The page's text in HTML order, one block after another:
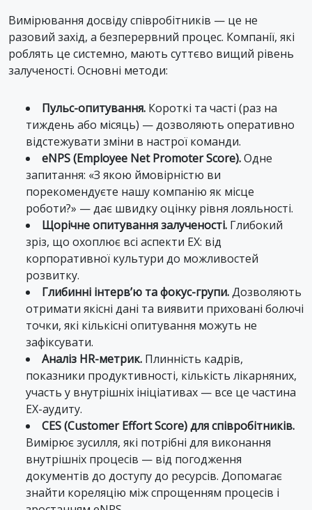
Вимірювання досвіду співробітників — це не
разовий захід, а безперервний процес. Компанії, які
роблять це системно, мають суттєво вищий рівень
залученості. Основні методи:
Пульс-опитування. Короткі та часті (раз на
тиждень або місяць) — дозволяють оперативно
відстежувати зміни в настрої команди.
eNPS (Employee Net Promoter Score).Одне
запитання: «З якою ймовірністю ви
порекомендуєте нашу компанію як місце
роботи?» — дає швидку оцінку рівня лояльності.
Щорічне опитування залученості. Глибокий
зріз, що охоплює всі аспекти EX: від
корпоративної культури до можливостей
розвитку.
Глибинні інтерв’ю та фокус-групи.Дозволяють
отримати якісні дані та виявити приховані болючі
точки, які кількісні опитування можуть не
зафіксувати.
Аналіз HR-метрик. Плинність кадрів,
показники продуктивності, кількість лікарняних,
участь у внутрішніх ініціативах — все це частина
EX-аудиту.
CES (Customer Effort Score) для співробітників.
Вимірює зусилля, які потрібні для виконання
внутрішніх процесів — від погодження
документів до доступу до ресурсів. Допомагає
знайти кореляцію між спрощенням процесів і